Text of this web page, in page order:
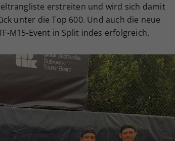
erstreiten und wird sich damit
unter die Top 600. Und auch die neue
M15-Event in Split indes erfolgreich.